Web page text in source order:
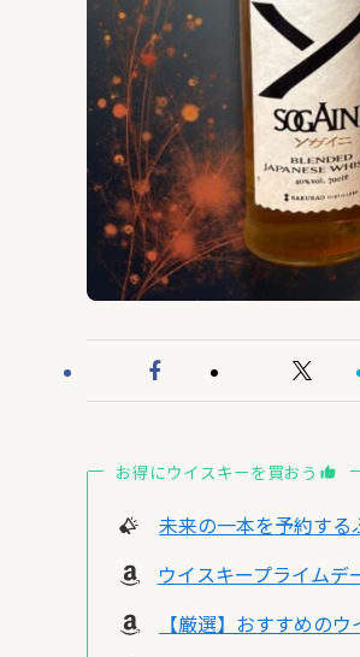
お得にウイスキーを買おう
未来の一本を予約する
ウイスキープライムデ
【厳選】おすすめの